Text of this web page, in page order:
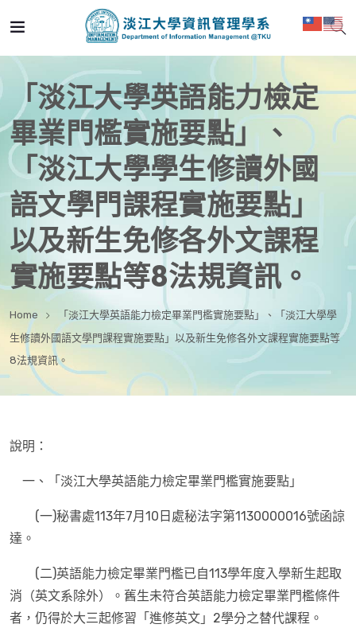
「淡江大學英語能力檢定
畢業門檻實施要點」、
「淡江大學學生修讀外國
語文學門課程實施要點」
以及新生免修各外文課程
實施要點等8法規資訊。
Home
「淡江大學英語能力檢定畢業門檻實施要點」、「淡江大學學
生修讀外國語文學門課程實施要點」以及新生免修各外文課程實施要點等
8法規資訊。
說明：
一、「淡江大學英語能力檢定畢業門檻實施要點」
(一)秘書處113年7月10日處秘法字第1130000016號函諒
達。
(二)英語能力檢定畢業門檻已自113學年度入學新生起取
消（英文系除外）。舊生未符合英語能力檢定畢業門檻條件
者，仍得於大三起修習「進修英文」2學分之替代課程。